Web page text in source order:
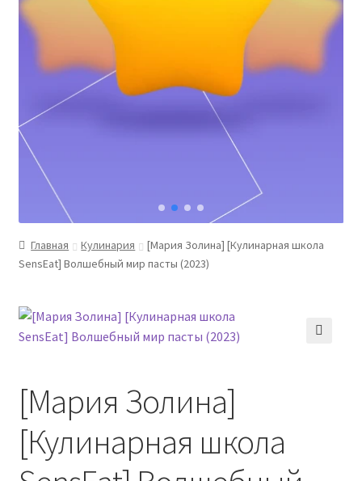
Главная Кулинария
[Мария Золина] [Кулинарная школа
SensЕat] Волшебный мир пасты (2023)
[Мария Золина]
[Кулинарная школа